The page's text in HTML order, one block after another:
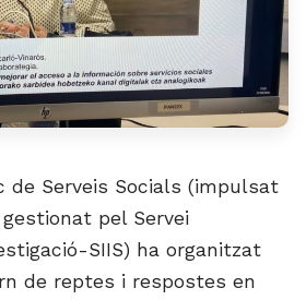
de Serveis Socials (impulsat
pel Servei
SIIS) ha organitzat
de reptes i respostes en